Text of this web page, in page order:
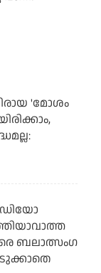
'മോശം
ബലാത്സംഗ